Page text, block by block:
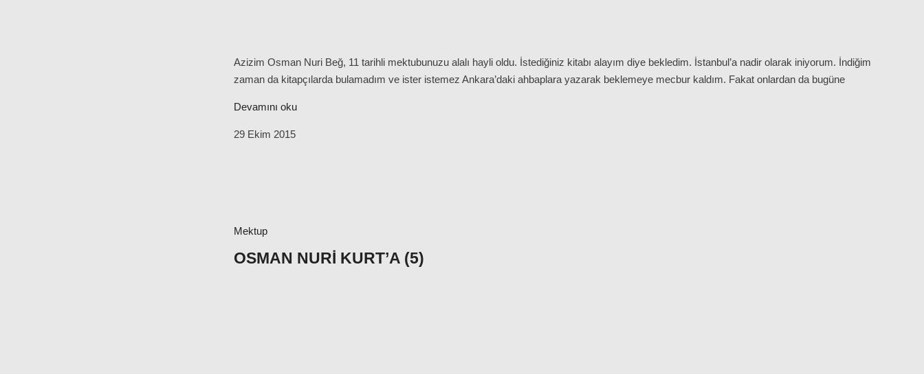
Azizim Osman Nuri Beğ, 11 tarihli mektubunuzu alalı hayli oldu. İstediğiniz kitabı alayım diye bekledim. İstanbul’a nadir olarak iniyorum. İndiğim
zaman da kitapçılarda bulamadım ve ister istemez Ankara’daki ahbaplara yazarak beklemeye mecbur kaldım. Fakat onlardan da bugüne
Devamını oku
29 Ekim 2015
Mektup
OSMAN NURI KURT’A (5)